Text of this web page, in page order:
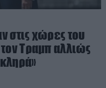
στις χώρες του
Τραμπ αλλιώς